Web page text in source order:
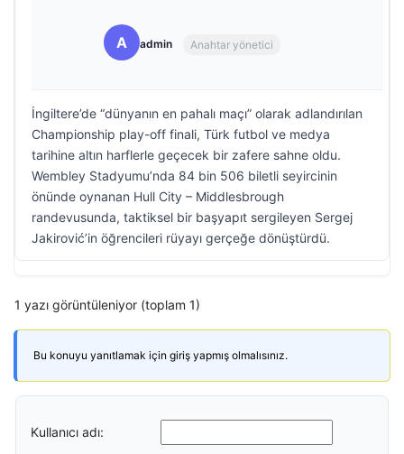
A admin Anahtar yönetici
İngiltere’de “dünyanın en pahalı maçı” olarak adlandırılan
Championship play-off finali, Türk futbol ve medya
tarihine altın harflerle geçecek bir zafere sahne oldu.
Wembley Stadyumu’nda 84 bin 506 biletli seyircinin
önünde oynanan Hull City – Middlesbrough
randevusunda, taktiksel bir başyapıt sergileyen Sergej
Jakirović’in öğrencileri rüyayı gerçeğe dönüştürdü.
1 yazı görüntüleniyor (toplam 1)
Bu konuyu yanıtlamak için giriş yapmış olmalısınız.
Kullanıcı adı: